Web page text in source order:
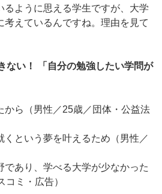
るように思える学生ですが、大学
考えているんですね。理由を見て
い！ 「自分の勉強したい学問が
から（男性／25歳／団体・公益法
くという夢を叶えるため（男性／
であり、学べる大学が少なかった
ミ・広告）